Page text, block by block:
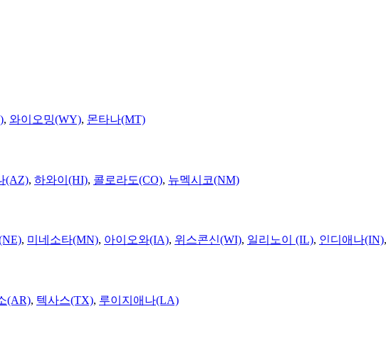
, 와이오밍(WY), 몬타나(MT)
(AZ), 하와이(HI), 콜로라도(CO), 뉴멕시코(NM)
, 미네소타(MN), 아이오와(IA), 위스콘신(WI), 일리노이 (IL), 인디애나(IN),
(AR), 텍사스(TX), 루이지애나(LA)